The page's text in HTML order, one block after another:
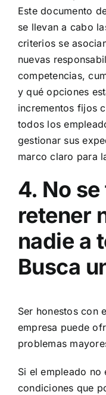
Este documento
se llevan a cabo
criterios se
nuevas
competencias,
y qué opciones
incrementos fijos
todos los
gestionar sus
marco claro para
4. No
retener
nadie a
Busca
Ser honestos con
empresa puede
problemas
Si el empleado no
condiciones que